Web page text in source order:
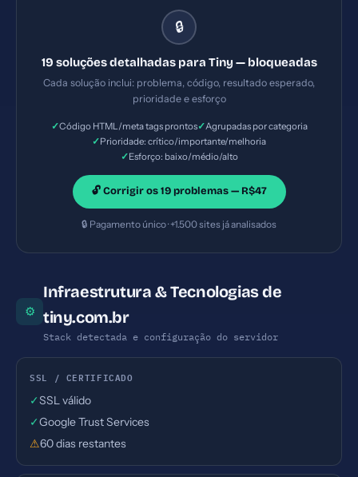
Content Security Policy ausente — Prioridade:
Crítica — Esforço: Baixo — Seu site está vulnerável a
Solução #7: Title com 67 caracteres (ideal: 30-60)
— Prioridade: Importante — Esforço: Baixo
🔒
19 soluções detalhadas para Tiny — bloqueadas
Cada solução inclui: problema, código, resultado esperado,
prioridade e esforço
✓Código HTML/meta tags prontos✓Agrupadas por categoria
✓Prioridade: crítico/importante/melhoria
✓Esforço: baixo/médio/alto
🔓 Corrigir os 19 problemas — R$47
🔒 Pagamento único · +1.500 sites já analisados
⚙
Infraestrutura & Tecnologias de
tiny.com.br
Stack detectada e configuração do servidor
SSL / CERTIFICADO
✓SSL válido
✓Google Trust Services
⚠60 dias restantes